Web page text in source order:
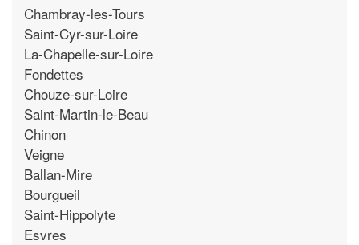
Chambray-les-Tours
Saint-Cyr-sur-Loire
La-Chapelle-sur-Loire
Fondettes
Chouze-sur-Loire
Saint-Martin-le-Beau
Chinon
Veigne
Ballan-Mire
Bourgueil
Saint-Hippolyte
Esvres